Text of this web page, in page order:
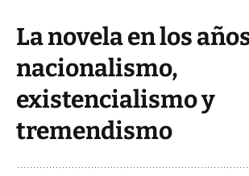
La novela en los
nacionalismo,
existencialismo y
tremendismo